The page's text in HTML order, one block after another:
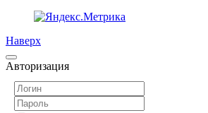
Наверх
Авторизация